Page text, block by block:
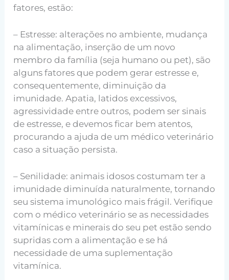
fatores, estão:
– Estresse: alterações no ambiente, mudança
na alimentação, inserção de um novo
membro da família (seja humano ou pet), são
alguns fatores que podem gerar estresse e,
consequentemente, diminuição da
imunidade. Apatia, latidos excessivos,
agressividade entre outros, podem ser sinais
de estresse, e devemos ficar bem atentos,
procurando a ajuda de um médico veterinário
caso a situação persista.
– Senilidade: animais idosos costumam ter a
imunidade diminuída naturalmente, tornando
seu sistema imunológico mais frágil. Verifique
com o médico veterinário se as necessidades
vitamínicas e minerais do seu pet estão sendo
supridas com a alimentação e se há
necessidade de uma suplementação
vitamínica.